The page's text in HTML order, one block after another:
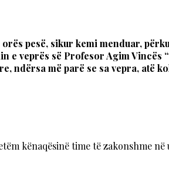
pesë, sikur kemi menduar,
e veprës së Profesor Agim Vincës
ndërsa më parë se sa vepra, atë
kënaqësinë time të zakonshme